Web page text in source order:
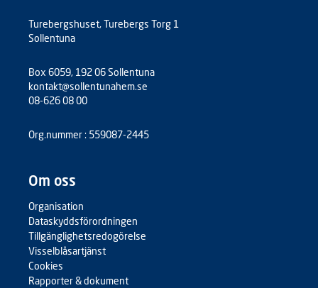
Turebergshuset, Turebergs Torg 1
Sollentuna
Box 6059, 192 06 Sollentuna
kontakt@sollentunahem.se
08-626 08 00
Org.nummer : 559087-2445
Om oss
Organisation
Dataskyddsförordningen
Tillgänglighetsredogörelse
Visselblåsartjänst
Cookies
Rapporter & dokument